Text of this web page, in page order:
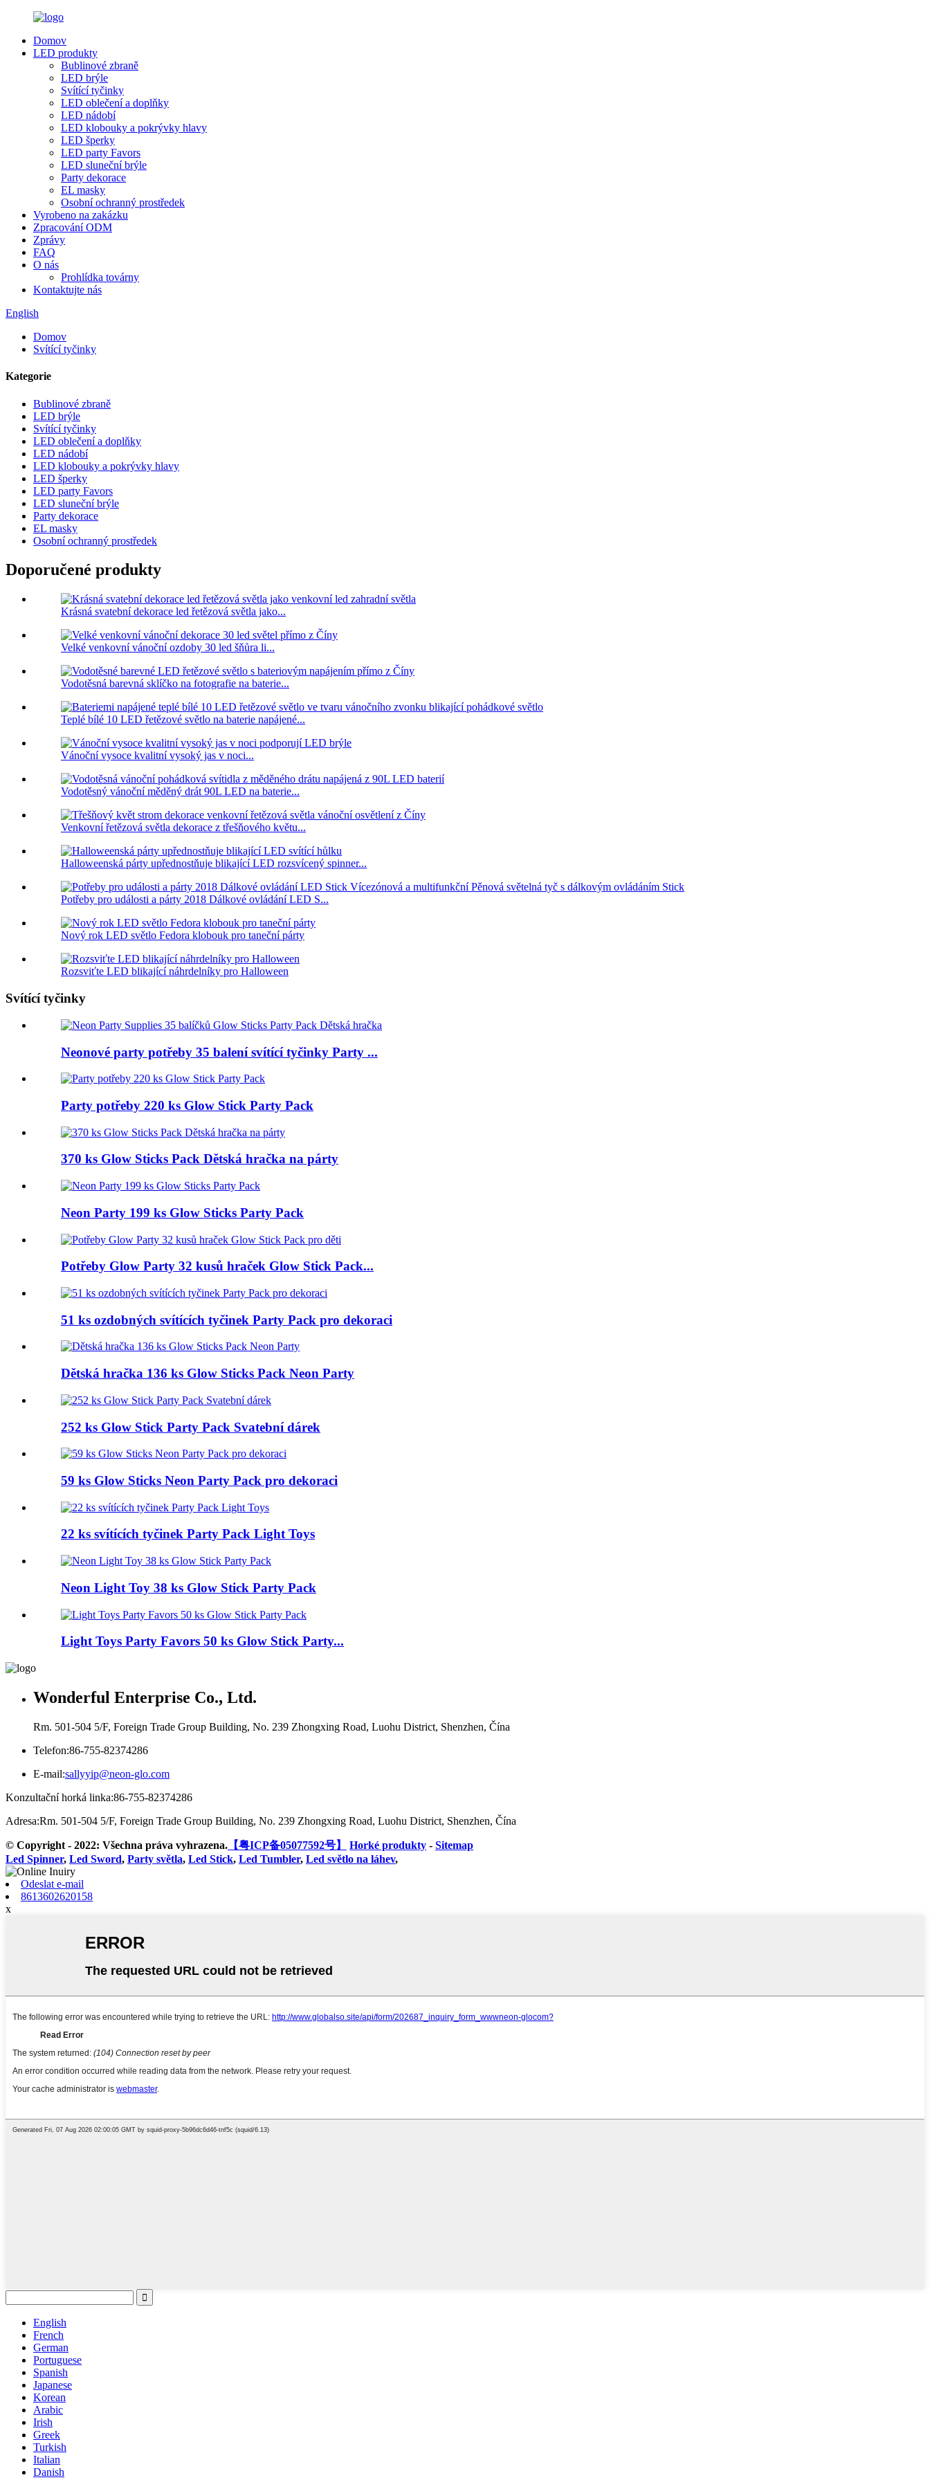
Domov
LED produkty
Bublinové zbraně
LED brýle
Svítící tyčinky
LED oblečení a doplňky
LED nádobí
LED klobouky a pokrývky hlavy
LED šperky
LED party Favors
LED sluneční brýle
Party dekorace
EL masky
Osobní ochranný prostředek
Vyrobeno na zakázku
Zpracování ODM
Zprávy
FAQ
O nás
Prohlídka továrny
Kontaktujte nás
English
Domov
Svítící tyčinky
Kategorie
Bublinové zbraně
LED brýle
Svítící tyčinky
LED oblečení a doplňky
LED nádobí
LED klobouky a pokrývky hlavy
LED šperky
LED party Favors
LED sluneční brýle
Party dekorace
EL masky
Osobní ochranný prostředek
Doporučené produkty
Krásná svatební dekorace led řetězová světla jako...
Velké venkovní vánoční ozdoby 30 led šňůra li...
Vodotěsná barevná sklíčko na fotografie na baterie...
Teplé bílé 10 LED řetězové světlo na baterie napájené...
Vánoční vysoce kvalitní vysoký jas v noci...
Vodotěsný vánoční měděný drát 90L LED na baterie...
Venkovní řetězová světla dekorace z třešňového květu...
Halloweenská párty upřednostňuje blikající LED rozsvícený spinner...
Potřeby pro události a párty 2018 Dálkové ovládání LED S...
Nový rok LED světlo Fedora klobouk pro taneční párty
Rozsviťte LED blikající náhrdelníky pro Halloween
Svítící tyčinky
Neonové party potřeby 35 balení svítící tyčinky Party ...
Party potřeby 220 ks Glow Stick Party Pack
370 ks Glow Sticks Pack Dětská hračka na párty
Neon Party 199 ks Glow Sticks Party Pack
Potřeby Glow Party 32 kusů hraček Glow Stick Pack...
51 ks ozdobných svítících tyčinek Party Pack pro dekoraci
Dětská hračka 136 ks Glow Sticks Pack Neon Party
252 ks Glow Stick Party Pack Svatební dárek
59 ks Glow Sticks Neon Party Pack pro dekoraci
22 ks svítících tyčinek Party Pack Light Toys
Neon Light Toy 38 ks Glow Stick Party Pack
Light Toys Party Favors 50 ks Glow Stick Party...
Wonderful Enterprise Co., Ltd.
Rm. 501-504 5/F, Foreign Trade Group Building, No. 239 Zhongxing Road, Luohu District, Shenzhen, Čína
Telefon:86-755-82374286
E-mail:sallyyip@neon-glo.com
Konzultační horká linka:86-755-82374286
Adresa:Rm. 501-504 5/F, Foreign Trade Group Building, No. 239 Zhongxing Road, Luohu District, Shenzhen, Čína
© Copyright - 2022: Všechna práva vyhrazena. 【粤ICP备05077592号】 Horké produkty - Sitemap
Led Spinner, Led Sword, Party světla, Led Stick, Led Tumbler, Led světlo na láhev,
Odeslat e-mail
8613602620158
x
English
French
German
Portuguese
Spanish
Japanese
Korean
Arabic
Irish
Greek
Turkish
Italian
Danish